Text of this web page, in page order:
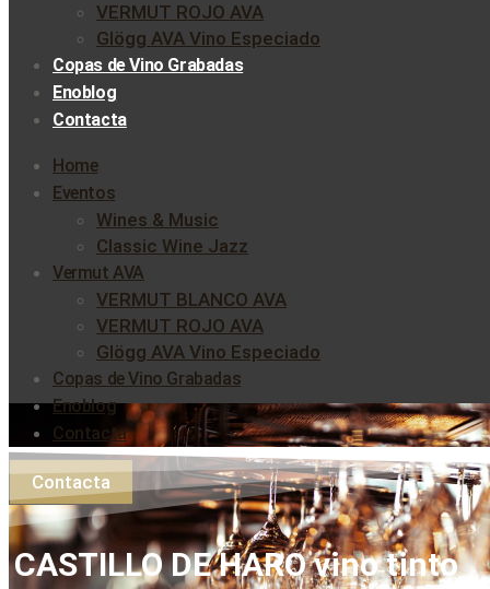
VERMUT ROJO AVA
Glögg AVA Vino Especiado
Copas de Vino Grabadas
Enoblog
Contacta
Home
Eventos
Wines & Music
Classic Wine Jazz
Vermut AVA
VERMUT BLANCO AVA
VERMUT ROJO AVA
Glögg AVA Vino Especiado
Copas de Vino Grabadas
Enoblog
Contacta
Contacta
CASTILLO DE HARO vino tinto